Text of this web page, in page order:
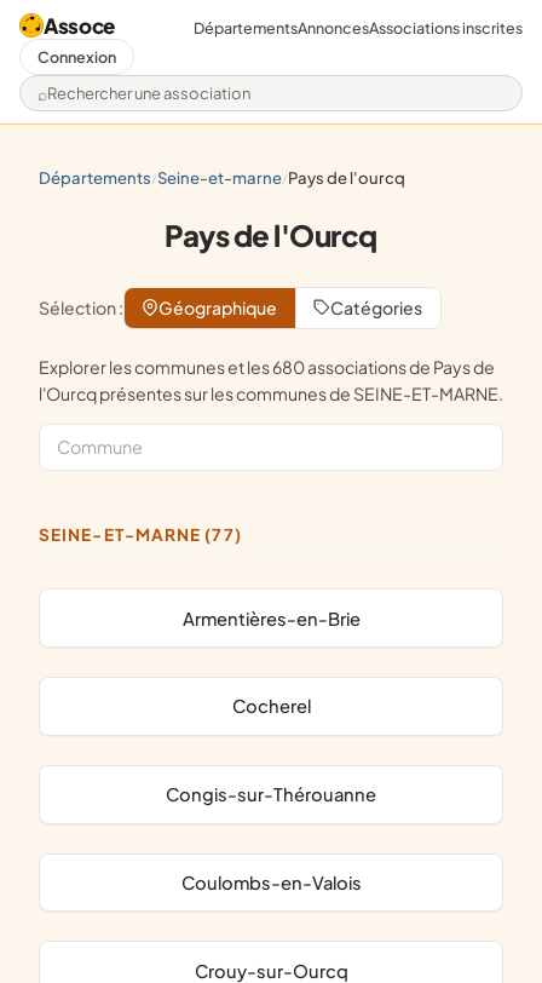
Assoce
Rechercher une association
DépartementsAnnoncesAssociations inscrites
Connexion
départements/ seine-et-marne/ pays de l'ourcq
Pays de l'Ourcq
Sélection : Géographique Catégories
Explorer les communes et les 680 associations de Pays de
l'Ourcq présentes sur les communes de SEINE-ET-MARNE.
SEINE-ET-MARNE (77)
Armentières-en-Brie
Cocherel
Congis-sur-Thérouanne
Coulombs-en-Valois
Crouy-sur-Ourcq